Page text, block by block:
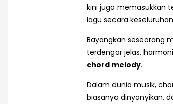
kini juga memasukkan
lagu secara
Bayangkan seseorang
terdengar jelas,
chord melody.
Dalam dunia musik,
biasanya dinyanyikan,